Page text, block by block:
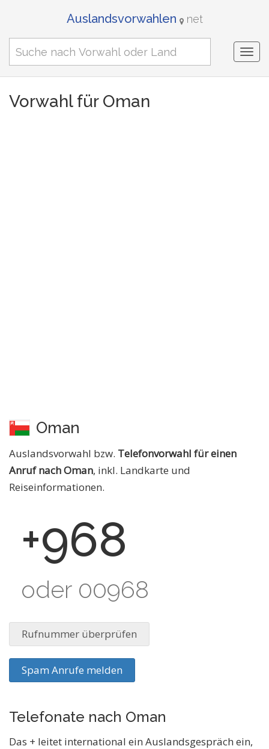
Auslandsvorwahlen net
Vorwahl für Oman
Oman
Auslandsvorwahl bzw. Telefonvorwahl für einen
Anruf nach Oman, inkl. Landkarte und
Reiseinformationen.
+968
oder 00968
Rufnummer überprüfen
Spam Anrufe melden
Telefonate nach Oman
Das + leitet international ein Auslandsgespräch ein,